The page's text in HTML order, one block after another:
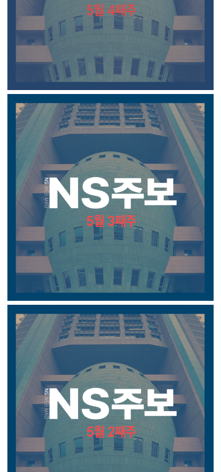
5월 3째주 주보
5월 2째주 주보